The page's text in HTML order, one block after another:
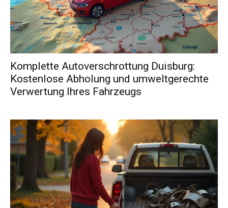
Komplette Autoverschrottung Duisburg:
Kostenlose Abholung und umweltgerechte
Verwertung Ihres Fahrzeugs